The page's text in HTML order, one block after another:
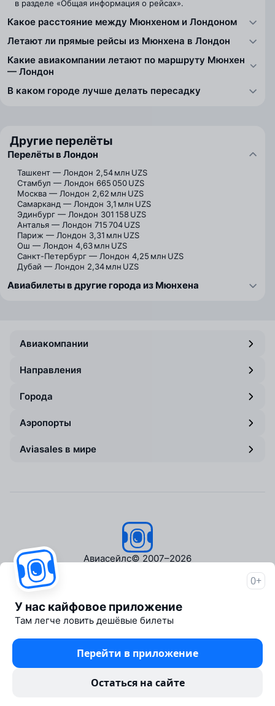
в разделе «Общая информация о рейсах».
Какое расстояние между Мюнхеном и Лондоном
Летают ли прямые рейсы из Мюнхена в Лондон
Какие авиакомпании летают по маршруту Мюнхен
— Лондон
В каком городе лучше делать пересадку
Другие перелёты
Перелёты в Лондон
Ташкент — Лондон 2,54 млн UZS
Стамбул — Лондон 665 050 UZS
Москва — Лондон 2,62 млн UZS
Самарканд — Лондон 3,1 млн UZS
Эдинбург — Лондон 301 158 UZS
Анталья — Лондон 715 704 UZS
Париж — Лондон 3,31 млн UZS
Ош — Лондон 4,63 млн UZS
Санкт-Петербург — Лондон 4,25 млн UZS
Дубай — Лондон 2,34 млн UZS
Авиабилеты в другие города из Мюнхена
Авиакомпании
Направления
Города
Аэропорты
Aviasales в мире
Авиасейлс© 2007–2026
Пресс‑центр
Travelpayouts
Партнёрская программа
Медиа Yo'lovchi
Трэвел‑медиа Aviasales.uz
0+
У нас кайфовое приложение
Там легче ловить дешёвые билеты
Перейти в приложение
Остаться на сайте